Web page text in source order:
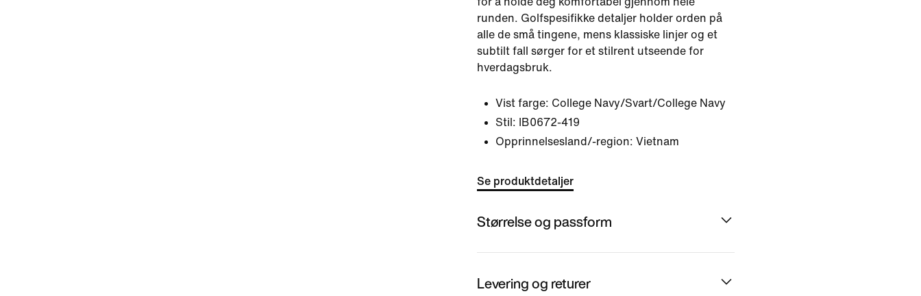
runden. Golfspesifikke detaljer holder orden på
alle de små tingene, mens klassiske linjer og et
subtilt fall sørger for et stilrent utseende for
hverdagsbruk.
Vist farge: College Navy/Svart/College Navy
Stil:
IB0672-419
Opprinnelsesland/-region: Vietnam
Se produktdetaljer
Størrelse og passform
Levering og returer